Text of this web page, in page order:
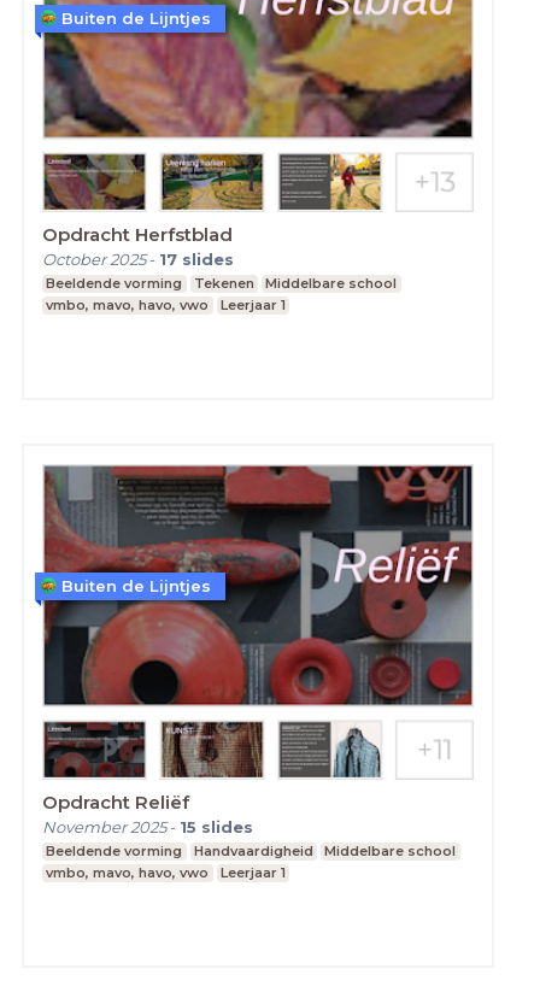
Opdracht Herfstblad
October 2025- 17 slides
Beeldende vorming Tekenen
Middelbare school
vmbo, mavo, havo, vwo
Leerjaar 1
Buiten de Lijntjes
Opdracht Reliëf
November 2025- 15 slides
Beeldende vorming Handvaardigheid
Middelbare school
vmbo, mavo, havo, vwo
Leerjaar 1
Buiten de Lijntjes